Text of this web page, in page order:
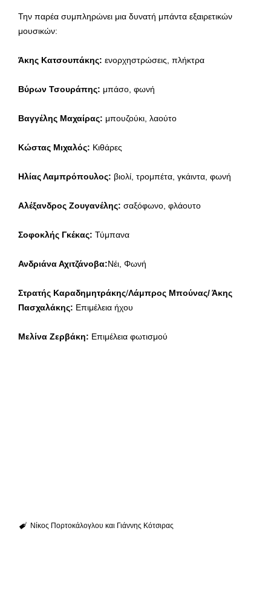
Την παρέα συμπληρώνει μια δυνατή μπάντα εξαιρετικών
μουσικών:
Άκης Κατσουπάκης: ενορχηστρώσεις, πλήκτρα
Βύρων Τσουράπης: μπάσο, φωνή
Βαγγέλης Μαχαίρας: μπουζούκι, λαούτο
Κώστας Μιχαλός: Κιθάρες
Ηλίας Λαμπρόπουλος: βιολί, τρομπέτα, γκάιντα, φωνή
Αλέξανδρος Ζουγανέλης: σαξόφωνο, φλάουτο
Σοφοκλής Γκέκας: Τύμπανα
Ανδριάνα Αχιτζάνοβα:Νέι, Φωνή
Στρατής Καραδημητράκης/Λάμπρος Μπούνας/ Άκης
Πασχαλάκης: Επιμέλεια ήχου
Μελίνα Ζερβάκη: Επιμέλεια φωτισμού
Νίκος Πορτοκάλογλου και Γιάννης Κότσιρας